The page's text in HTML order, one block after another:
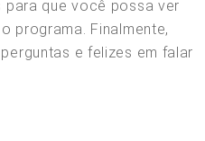
para que você possa ver
programa. Finalmente,
e felizes em falar